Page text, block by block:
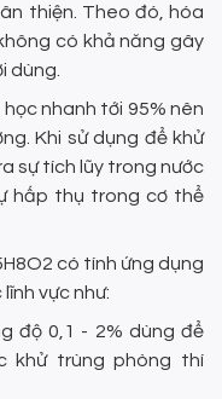
thiện. Theo đó, hóa
có khả năng gây
dùng.
nhanh tới 95% nên
Khi sử dụng để khử
sự tích lũy trong nước
hấp thụ trong cơ thể
có tính ứng dụng
vực như:
độ 0,1 - 2% dùng để
khử trùng phòng thí